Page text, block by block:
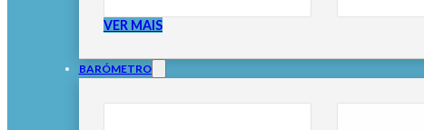
VER MAIS
BARÓMETRO